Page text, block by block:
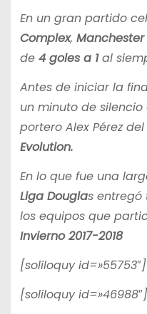
En un gran partido
Complex, Manchester
de 4 goles a 1al
Antes de iniciar la
un minuto de
portero Alex Pérez
Evolution.
En lo que fue una
Liga Douglas entregó
los equipos que
Invierno 2017-2018
[soliloquy id=»55753″]
[soliloquy id=»46988″]